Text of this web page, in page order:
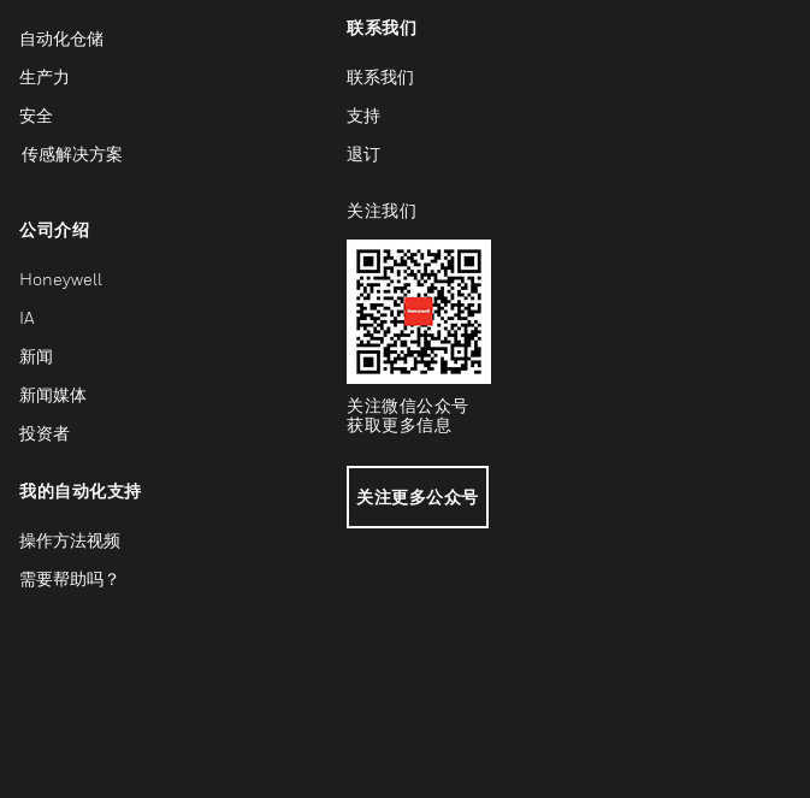
自动化仓储
生产力
安全
传感解决方案
公司介绍
Honeywell
IA
新闻
新闻媒体
投资者
我的自动化支持
操作方法视频
需要帮助吗？
联系我们
联系我们
支持
退订
关注我们
关注微信公众号
获取更多信息
关注更多公众号